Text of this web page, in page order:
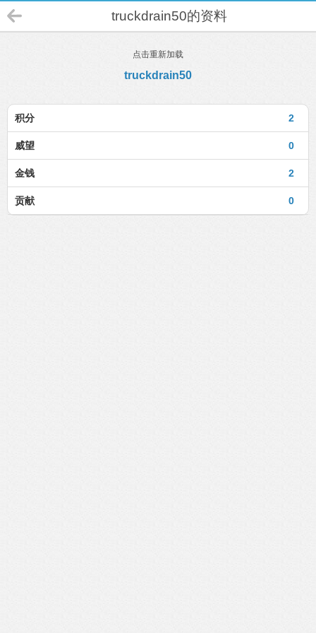
truckdrain50的资料
点击重新加载
truckdrain50
2
积分
0
威望
2
金钱
0
贡献